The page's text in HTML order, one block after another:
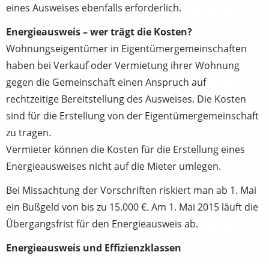
eines Ausweises ebenfalls erforderlich.
Energieausweis – wer trägt die Kosten?
Wohnungseigentümer in Eigentümergemeinschaften
haben bei Verkauf oder Vermietung ihrer Wohnung
gegen die Gemeinschaft einen Anspruch auf
rechtzeitige Bereitstellung des Ausweises. Die Kosten
sind für die Erstellung von der Eigentümergemeinschaft
zu tragen.
Vermieter können die Kosten für die Erstellung eines
Energieausweises nicht auf die Mieter umlegen.
Bei Missachtung der Vorschriften riskiert man ab 1. Mai
ein Bußgeld von bis zu 15.000 €. Am 1. Mai 2015 läuft die
Übergangsfrist für den Energieausweis ab.
Energieausweis und Effizienzklassen